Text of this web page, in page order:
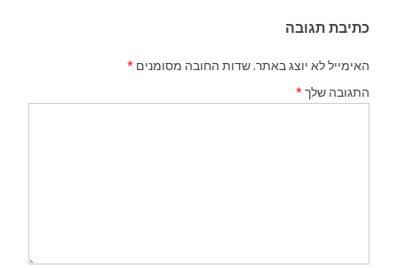
כתיבת תגובה
האימייל לא יוצג באתר.שדות החובה מסומנים *
התגובה שלך *